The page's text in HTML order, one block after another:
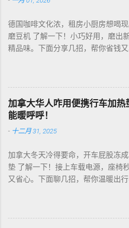
德国咖啡文化浓，租房小厨房想喝
磨豆机 了解一下！小巧好用，磨出
精品味。下面分享几招，帮你省钱
挑磨豆机看磨芯，陶瓷的耐用不发
邻居可能嫌吵…… 磨豆有讲究。粗磨
咖啡机，App上查磨豆粗细对照表，
次，存密封罐，早上冲杯咖啡，香
贵，网购Amazon.de或本地咖啡店
欧元搞定。华人微信群也有二手交
咖啡磨豆机 让德国华人租房也能喝
更有味！
加拿大华人咋用便携行车加热
能暖呼呼！
- 十二月 31, 2025
加拿大冬天冷得要命，开车屁股冻
垫 了解一下！接上车载电源，座椅
又省心。下面聊几招，帮你温暖出
质，绒布的舒服又耐用，像Wagan